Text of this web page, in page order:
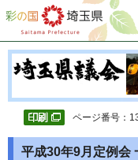
彩の国 埼玉県
ページ番号：
平成30年9月定例会